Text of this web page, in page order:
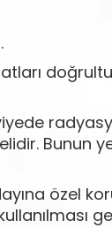
Bunun
özel